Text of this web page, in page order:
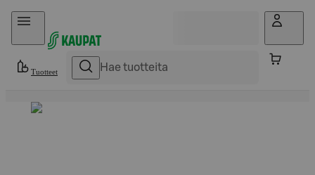
Hyppää sisältöön
Tuotteet